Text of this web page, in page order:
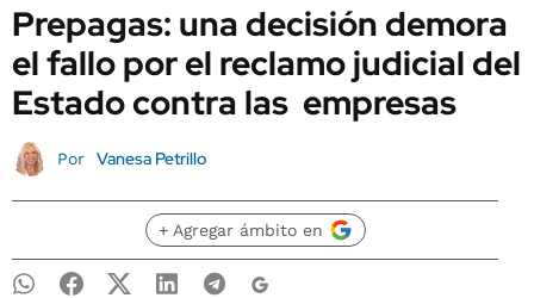
Prepagas: una decisión demora
el fallo por el reclamo judicial del
Estado contra las empresas
Por Vanesa Petrillo
+ Agregar ámbito en